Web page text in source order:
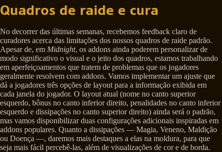
Quadros de raide e cura
No decorrer das últimas semanas, recebemos feedback claro de
curadores acerca das limitações dos nossos quadros de raide padrão.
Apesar de, em Midnight, os addons ainda poderem personalizar de
modo significativo o visual e o jeito dos quadros, estamos trabalhando
em aperfeiçoamentos que tratem de problemas que os jogadores
geralmente resolvem com addons. Vamos implementar um ajuste que
dá a jogadores três opções de layout para a informação exibida em
cada janela do jogador. O layout atual (nome no canto superior
esquerdo, bônus no canto inferior direito, penalidades no canto inferior
esquerdo e dissipações no canto superior direito) ainda será o padrão,
mas vamos disponibilizar duas configurações adicionais inspiradas em
addons populares. Quanto a dissipações — Magia, Veneno, Maldição
ou Doença —, daremos mais destaques a elas na moldura, para que
seja mais fácil percebê-las, além de visualizações de cor e de borda.